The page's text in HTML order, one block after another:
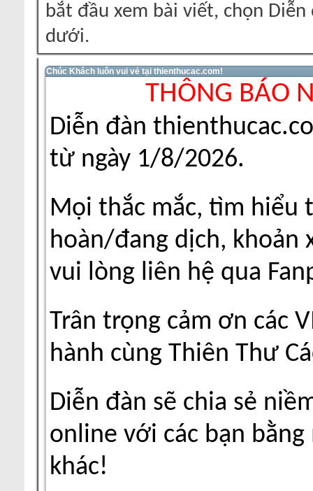
bắt đầu xem bài viết, chọn
dưới.
Chúc Khách luôn vui vẻ tại thienthucac.com!
THÔNG BÁO
Diễn đàn
từ ngày 1/8/2026.
Mọi thắc mắc, tìm hiểu
hoàn/đang dịch, khoản
vui lòng liên hệ qua
Trân trọng cảm ơn các
hành cùng Thiên Thư
Diễn đàn sẽ chia sẻ
online với các bạn
khác!